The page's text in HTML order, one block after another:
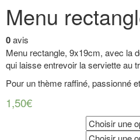
Menu
0avis
Menu rectangle, 9x19cm, avec la
qui laisse entrevoir la serviette au
Pour un thème raffiné, passionné
1,50€